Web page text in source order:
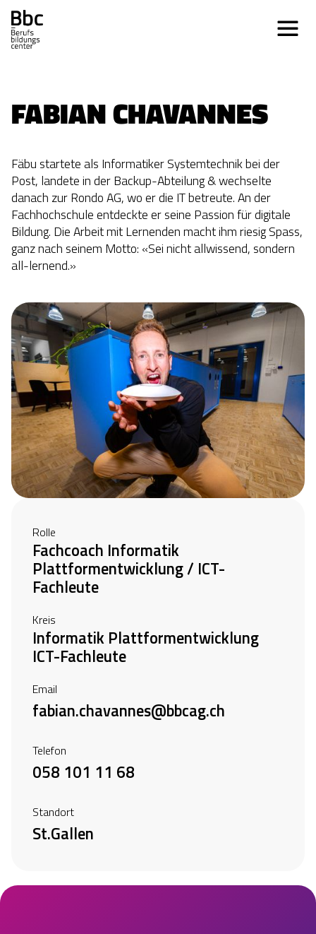
FABIAN CHAVANNES
Fäbu startete als Informatiker Systemtechnik bei der
Post, landete in der Backup-Abteilung & wechselte
danach zur Rondo AG, wo er die IT betreute. An der
Fachhochschule entdeckte er seine Passion für digitale
Bildung. Die Arbeit mit Lernenden macht ihm riesig Spass,
ganz nach seinem Motto: «Sei nicht allwissend, sondern
all-lernend.»
Rolle
Fachcoach Informatik
Plattformentwicklung / ICT-
Fachleute
Kreis
Informatik Plattformentwicklung
ICT-Fachleute
Email
fabian.chavannes@bbcag.ch
Telefon
058 101 11 68
Standort
St.Gallen